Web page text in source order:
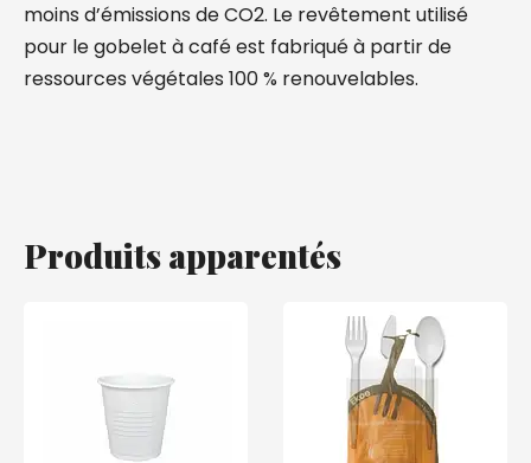
moins d’émissions de CO2. Le revêtement utilisé
pour le gobelet à café est fabriqué à partir de
ressources végétales 100 % renouvelables.
Produits apparentés